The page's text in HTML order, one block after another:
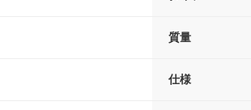
質量
仕様